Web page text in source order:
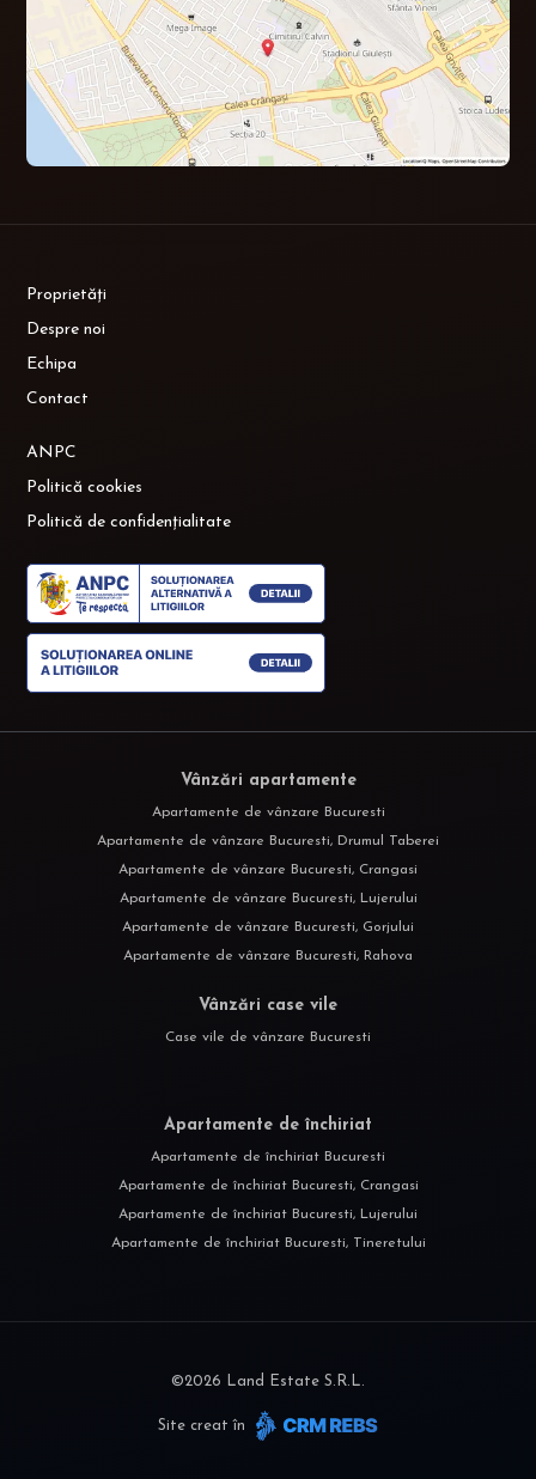
Proprietăți
Despre noi
Echipa
Contact
ANPC
Politică cookies
Politică de confidențialitate
Vânzări apartamente
Apartamente de vânzare Bucuresti
Apartamente de vânzare Bucuresti, Drumul Taberei
Apartamente de vânzare Bucuresti, Crangasi
Apartamente de vânzare Bucuresti, Lujerului
Apartamente de vânzare Bucuresti, Gorjului
Apartamente de vânzare Bucuresti, Rahova
Vânzări case vile
Case vile de vânzare Bucuresti
Apartamente de închiriat
Apartamente de închiriat Bucuresti
Apartamente de închiriat Bucuresti, Crangasi
Apartamente de închiriat Bucuresti, Lujerului
Apartamente de închiriat Bucuresti, Tineretului
©2026 Land Estate S.R.L.
Site creat în